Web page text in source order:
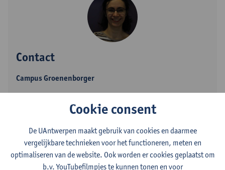
Contact
Campus Groenenborger
+3232653766
Groenenborgerlaan 171
2020 Antwerpen, BEL
Cookie consent
De UAntwerpen maakt gebruik van cookies en daarmee
vergelijkbare technieken voor het functioneren, meten en
optimaliseren van de website. Ook worden er cookies geplaatst om
b.v. YouTubefilmpjes te kunnen tonen en voor